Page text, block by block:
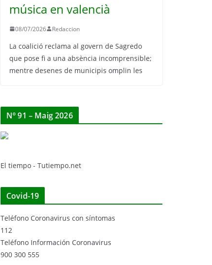
música en valencià
08/07/2026 Redaccion
La coalició reclama al govern de Sagredo
que pose fi a una absència incomprensible;
mentre desenes de municipis omplin les
Nº 91 – Maig 2026
El tiempo - Tutiempo.net
Covid-19
Teléfono Coronavirus con síntomas
112
Teléfono Información Coronavirus
900 300 555